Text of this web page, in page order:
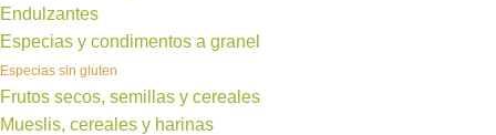
Endulzantes
Especias y condimentos a granel
Especias sin gluten
Frutos secos, semillas y cereales
Mueslis, cereales y harinas